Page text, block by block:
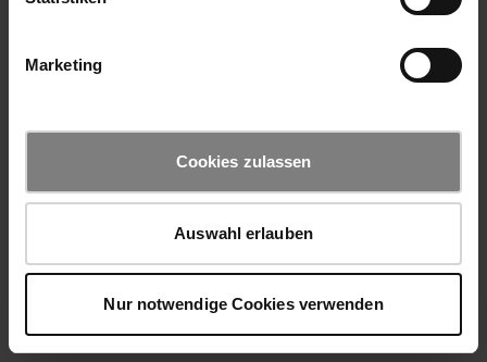
Marketing
Cookies zulassen
Auswahl erlauben
Nur notwendige Cookies verwenden